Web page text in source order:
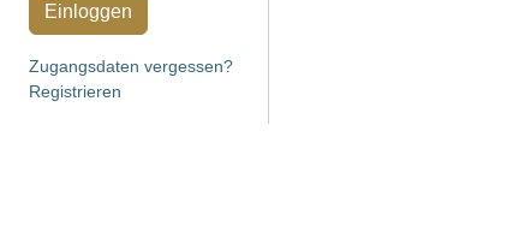
Einloggen
Zugangsdaten vergessen?
Registrieren